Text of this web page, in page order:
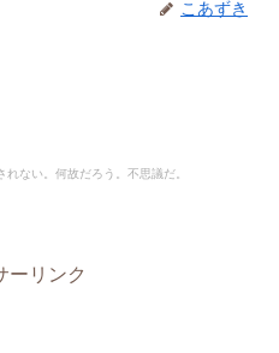
こあずき
れない。何故だろう。不思議だ。
ーリンク